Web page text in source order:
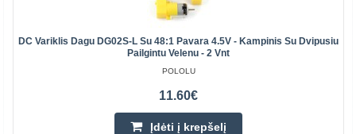
DC Variklis Dagu DG02S-L Su 48:1 Pavara 4.5V - Kampinis Su Dvipusiu
Pailgintu Velenu - 2 Vnt
POLOLU
11.60€
Įdėti į krepšelį